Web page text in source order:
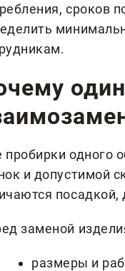
сроков
пробирки одного
и допустимой
заменой
размеры и